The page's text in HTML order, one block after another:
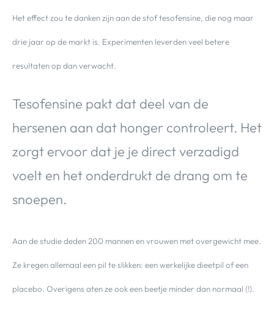
Contact
Travel
Lifestyle
Het effect zou te danken zijn aan de stof tesofensine, die nog maar
drie jaar op de markt is. Experimenten leverden veel betere
resultaten op dan verwacht.
Tesofensine pakt dat deel van de
hersenen aan dat honger controleert. Het
zorgt ervoor dat je je direct verzadigd
voelt en het onderdrukt de drang om te
snoepen.
Aan de studie deden 200 mannen en vrouwen met overgewicht mee.
Ze kregen allemaal een pil te slikken: een werkelijke dieetpil of een
placebo. Overigens aten ze ook een beetje minder dan normaal (!).